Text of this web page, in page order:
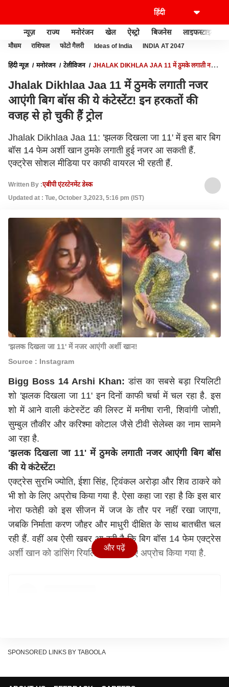
न्यूज़ राज्य मनोरंजन खेल ऐस्ट्रो बिजनेस लाइफस्टाइल
मौसम राशिफल फोटो गैलरी Ideas of India INDIA AT 2047
हिंदी न्यूज़ मनोरंजन टेलीविजन
JHALAK DIKHLAA JAA 11 में ठुमके लगाती नजर
Jhalak Dikhlaa Jaa 11 में ठुमके लगाती नजर
आएंगी बिग बॉस की ये कंटेस्टेंट! इन हरकतों की
वजह से हो चुकी हैं ट्रोल
Jhalak Dikhlaa Jaa 11: 'झलक दिखला जा 11' में इस बार बिग
बॉस 14 फेम अर्शी खान ठुमके लगाती हुई नजर आ सकती हैं.
एक्ट्रेस सोशल मीडिया पर काफी वायरल भी रहती हैं.
Written By :एबीपी एंटरटेनमेंट डेस्क
Updated at : Tue, October 3,2023, 5:16 pm (IST)
'झलक दिखला जा 11' में नजर आएंगी अर्शी खान!
Source : Instagram
Bigg Boss 14 Arshi Khan:डांस का सबसे बड़ा रियलिटी
शो 'झलक दिखला जा 11' इन दिनों काफी चर्चा में चल रहा है. इस
शो में आने वाली कंटेस्टेंट की लिस्ट में मनीषा रानी, ​​शिवांगी जोशी,
सुम्बुल तौकीर और करिश्मा कोटाल जैसे टीवी सेलेब्स का नाम सामने
आ रहा है.
'झलक दिखला जा 11' में ठुमके लगाती नजर आएंगी बिग बॉस
की ये कंटेस्टेंट!
एक्ट्रेस सुरभि ज्योति, ईशा सिंह, ट्विंकल अरोड़ा और शिव ठाकरे को
भी शो के लिए अप्रोच किया गया है. ऐसा कहा जा रहा है कि इस बार
नोरा फतेही को इस सीजन में जज के तौर पर नहीं रखा जाएगा,
जबकि निर्माता करण जौहर और माधुरी दीक्षित के साथ बातचीत चल
रही हैं. वहीं अब ऐसी खबर आ रही है कि बिग बॉस 14 फेम एक्ट्रेस
अर्शी खान को डांसिंग रियलिटी शो के लिए अप्रोच किया गया है.
और पढ़ें
SPONSORED LINKS BY TABOOLA